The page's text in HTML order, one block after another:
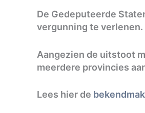
De Gedeputeerde
vergunning te
Aangezien de uitstoot
meerdere provincies
Lees hier de